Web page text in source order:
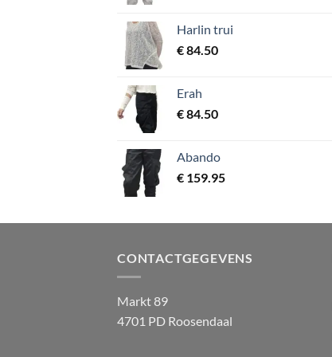
Harlin trui
€84.50
Erah
€84.50
Abando
€ 159.95
CONTACTGEGEVENS
Markt 89
4701 PD Roosendaal